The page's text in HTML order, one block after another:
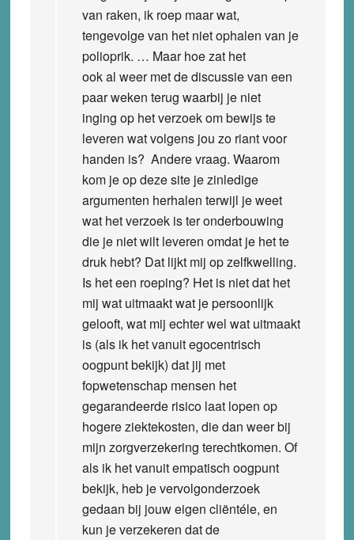
van raken, ik roep maar wat,
tengevolge van het niet ophalen van je
polioprik. … Maar hoe zat het
ook al weer met de discussie van een
paar weken terug waarbij je niet
inging op het verzoek om bewijs te
leveren wat volgens jou zo riant voor
handen is? Andere vraag. Waarom
kom je op deze site je zinledige
argumenten herhalen terwijl je weet
wat het verzoek is ter onderbouwing
die je niet wilt leveren omdat je het te
druk hebt? Dat lijkt mij op zelfkwelling.
Is het een roeping? Het is niet dat het
mij wat uitmaakt wat je persoonlijk
gelooft, wat mij echter wel wat uitmaakt
is (als ik het vanuit egocentrisch
oogpunt bekijk) dat jij met
fopwetenschap mensen het
gegarandeerde risico laat lopen op
hogere ziektekosten, die dan weer bij
mijn zorgverzekering terechtkomen. Of
als ik het vanuit empatisch oogpunt
bekijk, heb je vervolgonderzoek
gedaan bij jouw eigen cliëntéle, en
kun je verzekeren dat de